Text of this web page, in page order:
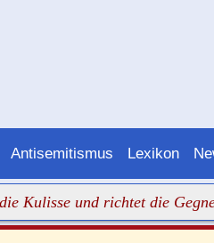
Antisemitismus Lexikon
und richtet die Gegner hin